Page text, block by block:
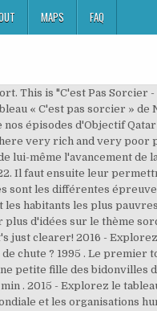
MAPS FAQ
This is "C'est Pas
« C'est pas sorcier »
épisodes d'Objectif
very rich and very poor
lui-même l'avancement de
Il faut ensuite leur
sont les différentes
habitants les plus
d'idées sur le thème
just clearer! 2016 -
chute ? 1995 . Le premier
petite fille des bidonvilles
. 2015 - Explorez le
et les organisations